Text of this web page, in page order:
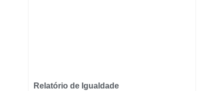
Relatório de Igualdade